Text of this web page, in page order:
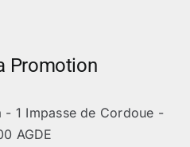
Promotion
- 1 Impasse de Cordoue -
AGDE